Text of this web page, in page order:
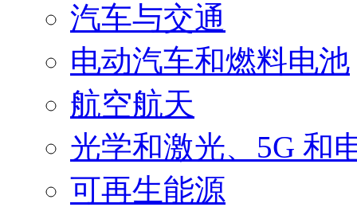
汽车与交通
电动汽车和燃料电池
航空航天
光学和激光、5G 和
可再生能源